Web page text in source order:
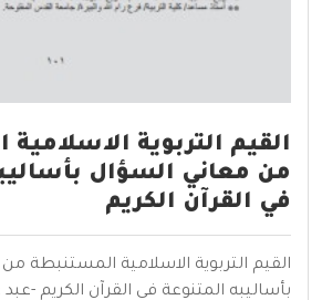
القيم التربوية
من معاني السؤال
في القرآن الكريم
القيم التربوية الاسلامية المستنبطة
بأساليبه المتنوعة في القرآن الكريم -